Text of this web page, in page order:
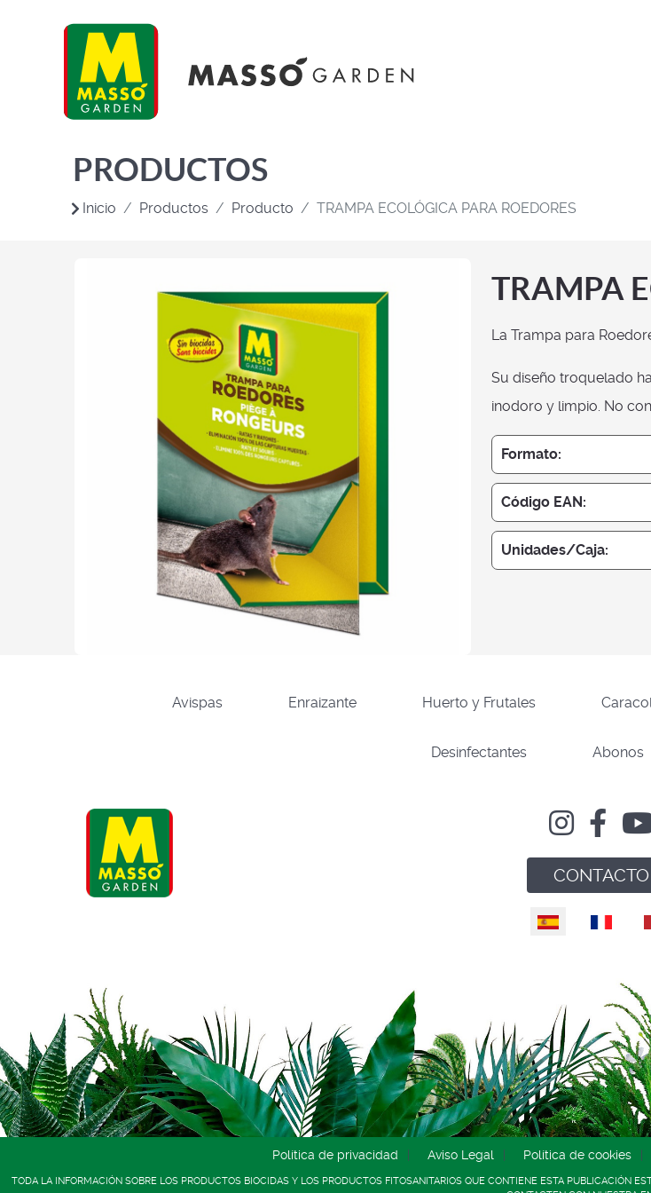
PRODUCTOS
Inicio Productos Producto TRAMPA ECOLÓGICA PARA ROEDORES
TRAMPA
La Trampa para
Su diseño troquelado
inodoro y limpio. No
Formato:
Código EAN:
Unidades/Caja:
Avispas Enraizante Huerto y Frutales
Desinfectantes Abonos
CONTACTO
Seleccione su idioma
Política de privacidad Aviso Legal Política de cookies
TODA LA INFORMACIÓN SOBRE LOS PRODUCTOS BIOCIDAS Y LOS PRODUCTOS FITOSANITARIOS QUE CONTIENE ESTA PUBLICACIÓN